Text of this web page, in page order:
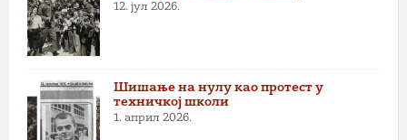
12. јул 2026.
Шишање на нулу као протест у
техничкој школи
1. април 2026.